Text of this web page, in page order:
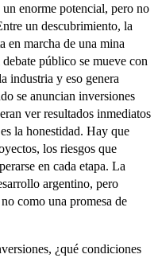
enorme potencial, pero no
un descubrimiento, la
en marcha de una mina
público se mueve con
industria y eso genera
se anuncian inversiones
ver resultados inmediatos
la honestidad. Hay que
los riesgos que
en cada etapa. La
argentino, pero
como una promesa de
¿qué condiciones